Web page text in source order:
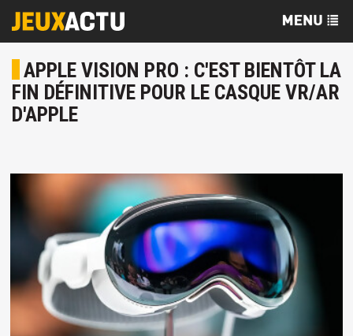
APPLE VISION PRO : C'EST BIENTÔT LA
FIN DÉFINITIVE POUR LE CASQUE VR/AR
D'APPLE